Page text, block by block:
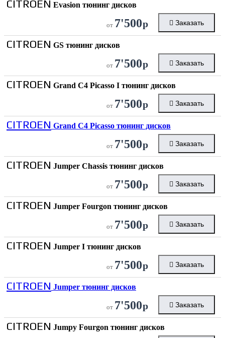
CITROEN Evasion тюнинг дисков
от 7'500р Заказать
CITROEN GS тюнинг дисков
от 7'500р Заказать
CITROEN Grand C4 Picasso I тюнинг дисков
от 7'500р Заказать
CITROEN Grand C4 Picasso тюнинг дисков
от 7'500р Заказать
CITROEN Jumper Chassis тюнинг дисков
от 7'500р Заказать
CITROEN Jumper Fourgon тюнинг дисков
от 7'500р Заказать
CITROEN Jumper I тюнинг дисков
от 7'500р Заказать
CITROEN Jumper тюнинг дисков
от 7'500р Заказать
CITROEN Jumpy Fourgon тюнинг дисков